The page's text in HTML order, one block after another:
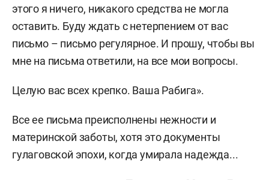
этого я ничего, никакого средства не могла
оставить. Буду ждать с нетерпением от вас
письмо – письмо регулярное. И прошу, чтобы вы
мне на письма ответили, на все мои вопросы.
Целую вас всех крепко. Ваша Рабига».
Все ее письма преисполнены нежности и
материнской заботы, хотя это документы
гулаговской эпохи, когда умирала надежда...